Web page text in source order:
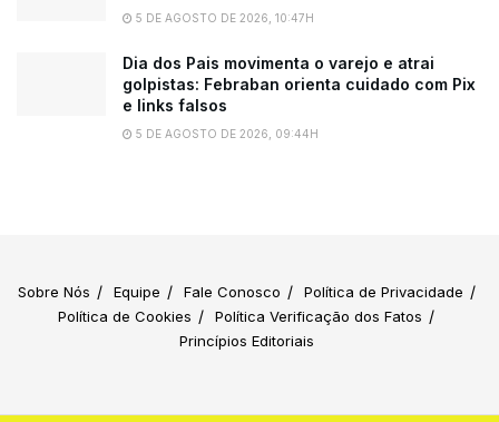
5 DE AGOSTO DE 2026, 10:47H
Dia dos Pais movimenta o varejo e atrai
golpistas: Febraban orienta cuidado com Pix
e links falsos
5 DE AGOSTO DE 2026, 09:44H
Sobre Nós Equipe Fale Conosco
Política de Privacidade
Política de Cookies
Política Verificação dos Fatos
Princípios Editoriais